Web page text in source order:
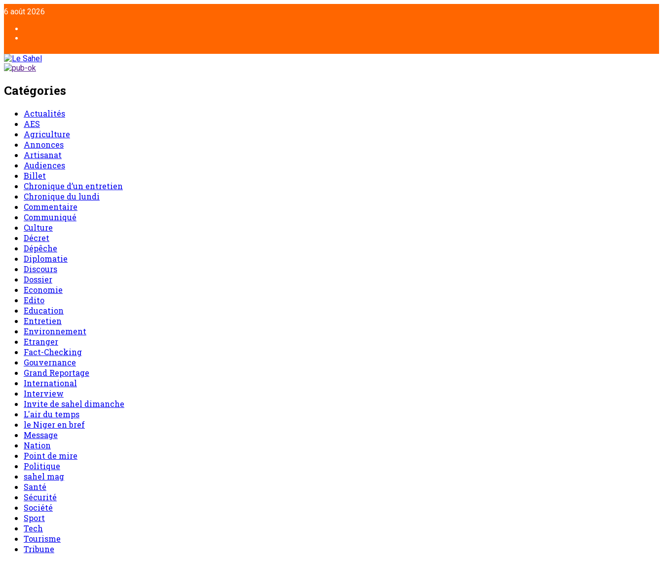
6 août 2026
Catégories
Actualités
AES
Agriculture
Annonces
Artisanat
Audiences
Billet
Chronique d’un entretien
Chronique du lundi
Commentaire
Communiqué
Culture
Décret
Dépêche
Diplomatie
Discours
Dossier
Economie
Edito
Education
Entretien
Environnement
Etranger
Fact-Checking
Gouvernance
Grand Reportage
International
Interview
Invite de sahel dimanche
L'air du temps
le Niger en bref
Message
Nation
Point de mire
Politique
sahel mag
Santé
Sécurité
Société
Sport
Tech
Tourisme
Tribune